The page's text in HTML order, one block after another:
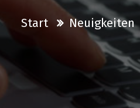
Start Neuigkeiten